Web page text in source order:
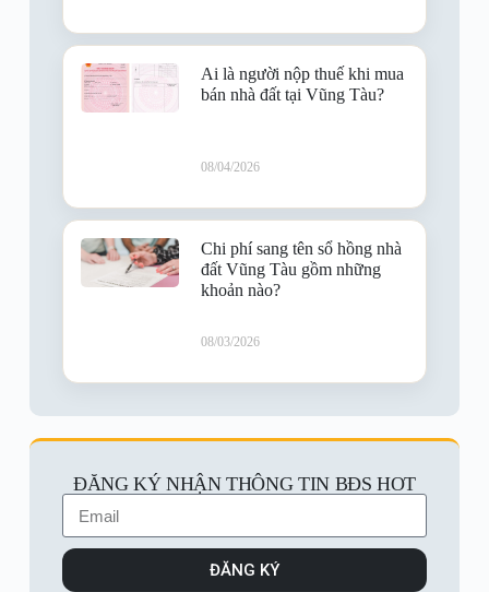
Ai là người nộp thuế khi mua
bán nhà đất tại Vũng Tàu?
08/04/2026
Chi phí sang tên sổ hồng nhà
đất Vũng Tàu gồm những
khoản nào?
08/03/2026
ĐĂNG KÝ NHẬN THÔNG TIN BĐS HOT
ĐĂNG KÝ